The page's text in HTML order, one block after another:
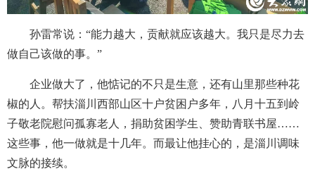
孙雷常说：“能力越大，贡献就应该越大。我只是尽力去
做自己该做的事。”
企业做大了，他惦记的不只是生意，还有山里那些种花
椒的人。帮扶淄川西部山区十户贫困户多年，八月十五到岭
子敬老院慰问孤寡老人，捐助贫困学生、赞助青联书屋……
这些事，他一做就是十几年。而最让他挂心的，是淄川调味
文脉的接续。